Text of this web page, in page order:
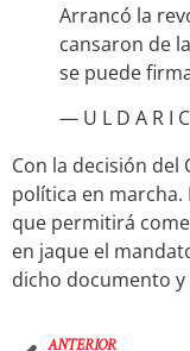
Arrancó la
cansaron de
se puede
— U L D A R I
Con la decisión del
política en
que permitirá
en jaque el
dicho documento